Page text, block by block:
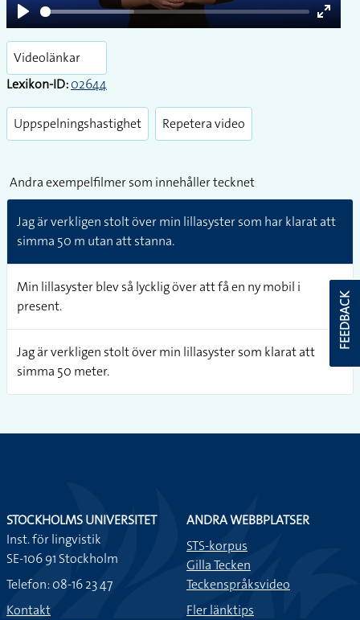
Play
Enter
Videolänkar
Lexikon-ID:02644
Uppspelningshastighet Repetera video
Andra exempelfilmer som innehåller tecknet
Jag är verkligen stolt över min lillasyster som har klarat att
simma 50 m utan att stanna.
Min lillasyster blev så lycklig över att få en ny mobil i
present.
Jag är verkligen stolt över min lillasyster som klarat att
simma 50 meter.
FEEDBACK
STOCKHOLMS UNIVERSITET
Inst. för lingvistik
SE-106 91 Stockholm
Telefon: 08-16 23 47
Kontakt
ANDRA WEBBPLATSER
STS-korpus
Gilla Tecken
Teckenspråksvideo
Fler länktips